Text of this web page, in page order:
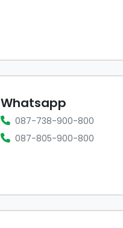
Whatsapp
087-738-900-800
087-805-900-800